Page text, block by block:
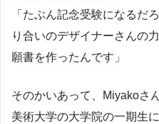
「たぶん記念受験になるだ
り合いのデザイナーさんの
願書を作ったんです」
そのかいあって、Miyakoさ
美術大学の大学院の一期生に